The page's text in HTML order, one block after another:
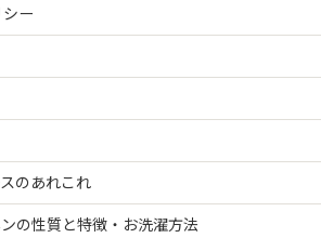
ー
のあれこれ
の性質と特徴・お洗濯方法